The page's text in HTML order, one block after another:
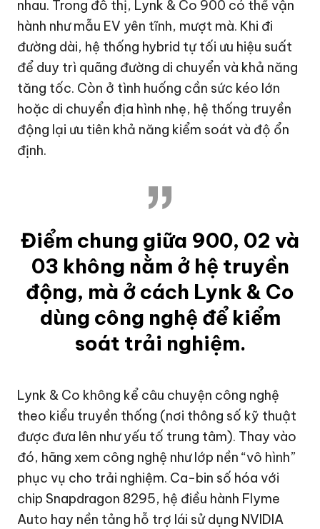
nhau. Trong đô thị, Lynk & Co 900 có thể vận
hành như mẫu EV yên tĩnh, mượt mà. Khi đi
đường dài, hệ thống hybrid tự tối ưu hiệu suất
để duy trì quãng đường di chuyển và khả năng
tăng tốc. Còn ở tình huống cần sức kéo lớn
hoặc di chuyển địa hình nhẹ, hệ thống truyền
động lại ưu tiên khả năng kiểm soát và độ ổn
định.
Điểm chung giữa 900, 02 và
03 không nằm ở hệ truyền
động, mà ở cách Lynk & Co
dùng công nghệ để kiểm
soát trải nghiệm.
Lynk & Co không kể câu chuyện công nghệ
theo kiểu truyền thống (nơi thông số kỹ thuật
được đưa lên như yếu tố trung tâm). Thay vào
đó, hãng xem công nghệ như lớp nền “vô hình”
phục vụ cho trải nghiệm. Ca-bin số hóa với
chip Snapdragon 8295, hệ điều hành Flyme
Auto hay nền tảng hỗ trợ lái sử dụng NVIDIA